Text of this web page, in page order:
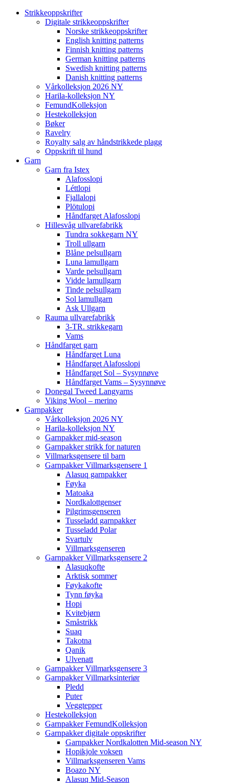
Strikkeoppskrifter
Digitale strikkeoppskrifter
Norske strikkeoppskrifter
English knitting patterns
Finnish knitting patterns
German knitting patterns
Swedish knitting patterns
Danish knitting patterns
Vårkolleksjon 2026 NY
Harila-kolleksjon NY
FemundKolleksjon
Hestekolleksjon
Bøker
Ravelry
Royalty salg av håndstrikkede plagg
Oppskrift til hund
Garn
Garn fra Istex
Alafosslopi
Léttlopi
Fjallalopi
Plötulopi
Håndfarget Alafosslopi
Hillesvåg ullvarefabrikk
Tundra sokkegarn NY
Troll ullgarn
Blåne pelsullgarn
Luna lamullgarn
Varde pelsullgarn
Vidde lamullgarn
Tinde pelsullgarn
Sol lamullgarn
Ask Ullgarn
Rauma ullvarefabrikk
3-TR. strikkegarn
Vams
Håndfarget garn
Håndfarget Luna
Håndfarget Alafosslopi
Håndfarget Sol – Sysynnøve
Håndfarget Vams – Sysynnøve
Donegal Tweed Langyarns
Viking Wool – merino
Garnpakker
Vårkolleksjon 2026 NY
Harila-kolleksjon NY
Garnpakker mid-season
Garnpakker strikk for naturen
Villmarksgensere til barn
Garnpakker Villmarksgensere 1
Alasuq garnpakker
Føyka
Matoaka
Nordkalottgenser
Pilgrimsgenseren
Tusseladd garnpakker
Tusseladd Polar
Svartulv
Villmarksgenseren
Garnpakker Villmarksgensere 2
Alasuqkofte
Arktisk sommer
Føykakofte
Tynn føyka
Hopi
Kvitebjørn
Småstrikk
Suaq
Takotna
Qanik
Ulvenatt
Garnpakker Villmarksgensere 3
Garnpakker Villmarksinteriør
Pledd
Puter
Veggtepper
Hestekolleksjon
Garnpakker FemundKolleksjon
Garnpakker digitale oppskrifter
Garnpakker Nordkalotten Mid-season NY
Hopikjole voksen
Villmarksgenseren Vams
Boazo NY
Alasuq Mid-Season